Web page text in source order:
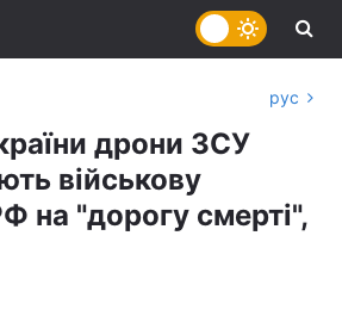
рус
дрони ЗСУ
військову
на "дорогу смерті",